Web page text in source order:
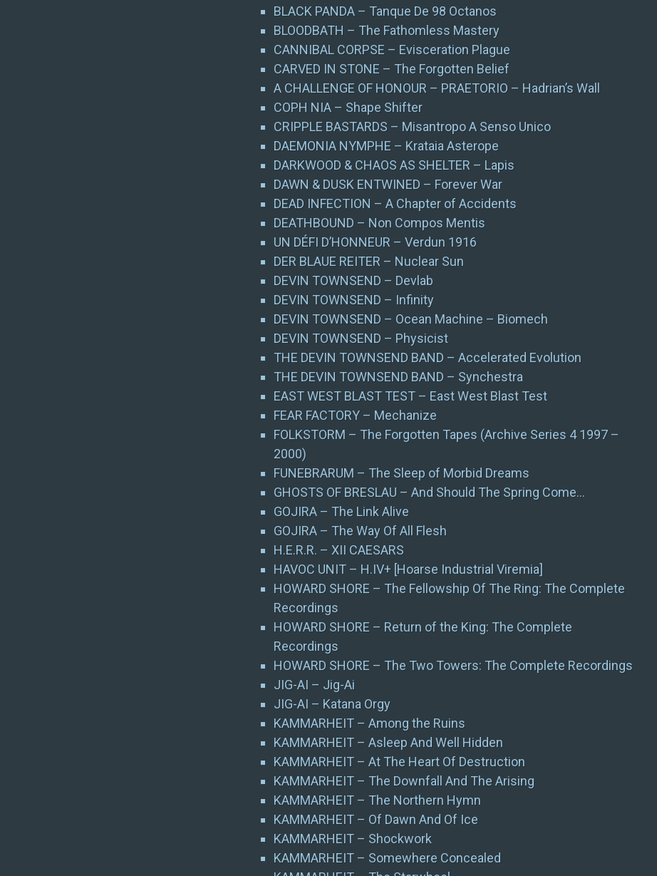
BLACK PANDA – Tanque De 98 Octanos
BLOODBATH – The Fathomless Mastery
CANNIBAL CORPSE – Evisceration Plague
CARVED IN STONE – The Forgotten Belief
A CHALLENGE OF HONOUR – PRAETORIO – Hadrian’s Wall
COPH NIA – Shape Shifter
CRIPPLE BASTARDS – Misantropo A Senso Unico
DAEMONIA NYMPHE – Krataia Asterope
DARKWOOD & CHAOS AS SHELTER – Lapis
DAWN & DUSK ENTWINED – Forever War
DEAD INFECTION – A Chapter of Accidents
DEATHBOUND – Non Compos Mentis
UN DÉFI D’HONNEUR – Verdun 1916
DER BLAUE REITER – Nuclear Sun
DEVIN TOWNSEND – Devlab
DEVIN TOWNSEND – Infinity
DEVIN TOWNSEND – Ocean Machine – Biomech
DEVIN TOWNSEND – Physicist
THE DEVIN TOWNSEND BAND – Accelerated Evolution
THE DEVIN TOWNSEND BAND – Synchestra
EAST WEST BLAST TEST – East West Blast Test
FEAR FACTORY – Mechanize
FOLKSTORM – The Forgotten Tapes (Archive Series 4 1997 –
2000)
FUNEBRARUM – The Sleep of Morbid Dreams
GHOSTS OF BRESLAU – And Should The Spring Come…
GOJIRA – The Link Alive
GOJIRA – The Way Of All Flesh
H.E.R.R. – XII CAESARS
HAVOC UNIT – H.IV+ [Hoarse Industrial Viremia]
HOWARD SHORE – The Fellowship Of The Ring: The Complete
Recordings
HOWARD SHORE – Return of the King: The Complete
Recordings
HOWARD SHORE – The Two Towers: The Complete Recordings
JIG-AI – Jig-Ai
JIG-AI – Katana Orgy
KAMMARHEIT – Among the Ruins
KAMMARHEIT – Asleep And Well Hidden
KAMMARHEIT – At The Heart Of Destruction
KAMMARHEIT – The Downfall And The Arising
KAMMARHEIT – The Northern Hymn
KAMMARHEIT – Of Dawn And Of Ice
KAMMARHEIT – Shockwork
KAMMARHEIT – Somewhere Concealed